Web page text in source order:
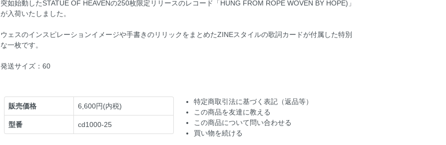
突如始動したSTATUE OF HEAVENの250枚限定リリースのレコード「HUNG FROM ROPE WOVEN BY HOPE)」
が入荷いたしました。
ウェスのインスピレーションイメージや手書きのリリックをまとめたZINEスタイルの歌詞カードが付属した特別
な一枚です。
発送サイズ：60
販売価格 6,600円(内税)
型番 cd1000-25
特定商取引法に基づく表記（返品等）
この商品を友達に教える
この商品について問い合わせる
買い物を続ける